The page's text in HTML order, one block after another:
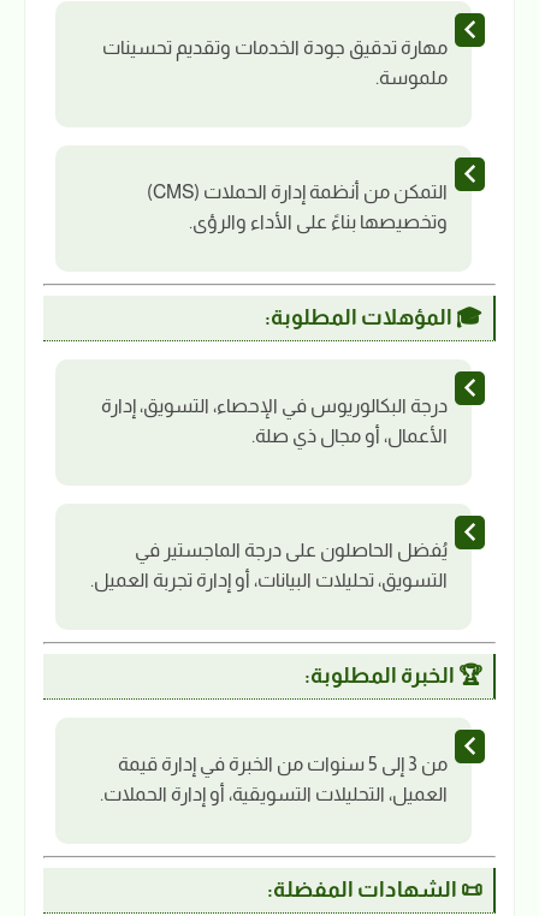
مهارة تدقيق جودة الخدمات وتقديم تحسينات
ملموسة.
التمكن من أنظمة إدارة الحملات (CMS)
وتخصيصها بناءً على الأداء والرؤى.
🎓 المؤهلات المطلوبة:
درجة البكالوريوس في الإحصاء، التسويق، إدارة
الأعمال، أو مجال ذي صلة.
يُفضل الحاصلون على درجة الماجستير في
التسويق، تحليلات البيانات، أو إدارة تجربة العميل.
🏆 الخبرة المطلوبة:
من 3 إلى 5 سنوات من الخبرة في إدارة قيمة
العميل، التحليلات التسويقية، أو إدارة الحملات.
📜 الشهادات المفضلة: